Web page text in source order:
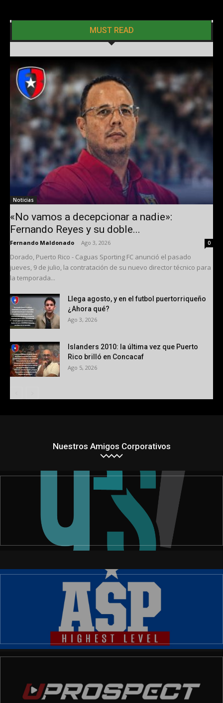
MUST READ
Noticias
«No vamos a decepcionar a nadie»:
Fernando Reyes y su doble...
Fernando Maldonado Ago 3, 2026 0
Dorado, Puerto Rico - Caguas Sporting FC anunció el pasado
jueves, 9 de julio, la contratación de su nuevo director técnico para
la temporada...
Llega agosto, y en el futbol puertorriqueño
¿Ahora qué?
Ago 3, 2026
Islanders 2010: la última vez que Puerto
Rico brilló en Concacaf
Ago 5, 2026
Nuestros Amigos Corporativos